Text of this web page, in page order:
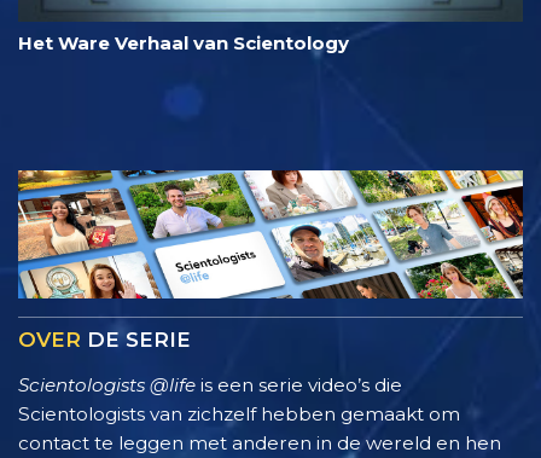
Het Ware Verhaal van Scientology
OVER DE SERIE
Scientologists @life is een serie video’s die
Scientologists van zichzelf hebben gemaakt om
contact te leggen met anderen in de wereld en hen